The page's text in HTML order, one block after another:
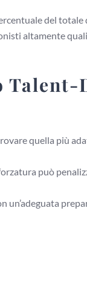
del totale
altamente
quella più
può